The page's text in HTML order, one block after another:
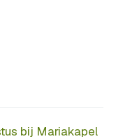
bij Mariakapel